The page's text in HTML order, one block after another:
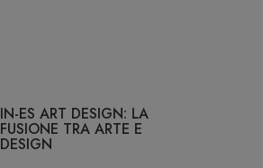
IN-ES ART DESIGN: LA
FUSIONE TRA ARTE E
DESIGN